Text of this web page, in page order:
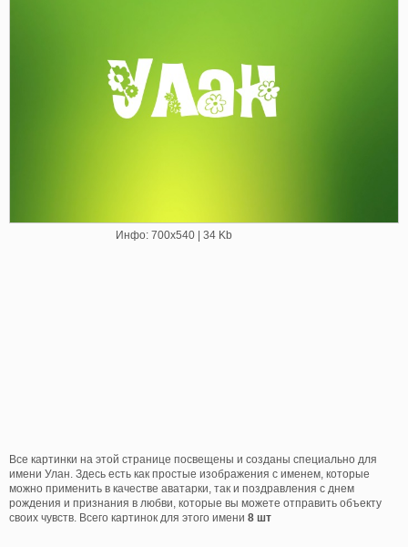
Инфо: 700х540 | 34 Kb
Все картинки на этой странице посвещены и созданы специально для
имени Улан. Здесь есть как простые изображения с именем, которые
можно применить в качестве аватарки, так и поздравления с днем
рождения и признания в любви, которые вы можете отправить объекту
своих чувств. Всего картинок для этого имени 8 шт